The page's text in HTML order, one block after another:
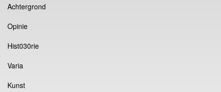
Achtergrond
Opinie
Hist030rie
Varia
Kunst